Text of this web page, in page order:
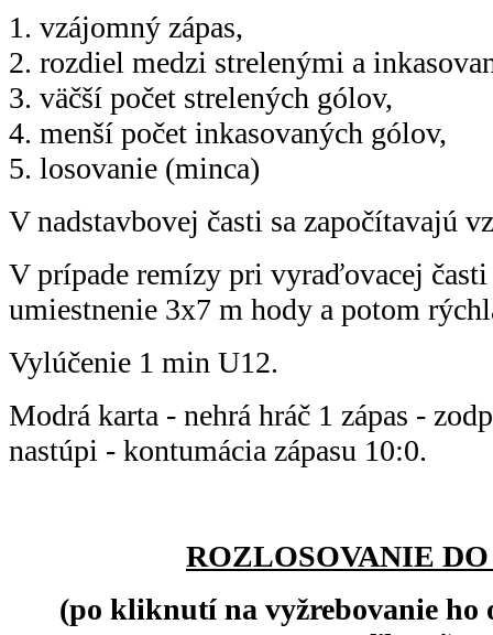
1. vzájomný zápas,
2. rozdiel medzi strelenými a
3. väčší počet strelených gólov,
4. menší počet inkasovaných gólov,
5. losovanie (minca)
V nadstavbovej časti sa započítavajú
V prípade remízy pri vyraďovacej časti
umiestnenie 3x7 m hody a potom
Vylúčenie 1 min U12.
Modrá karta - nehrá hráč 1 zápas -
nastúpi - kontumácia zápasu 10:0.
ROZLOSOVANIE
(po kliknutí na vyžrebovanie ho